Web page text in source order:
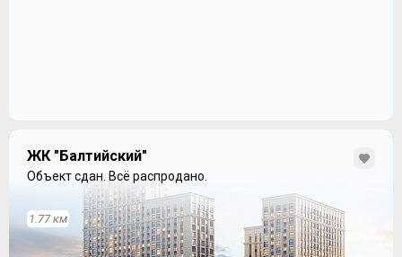
ЖК "Балтийский"
Объект сдан. Всё распродано.
1.77 км